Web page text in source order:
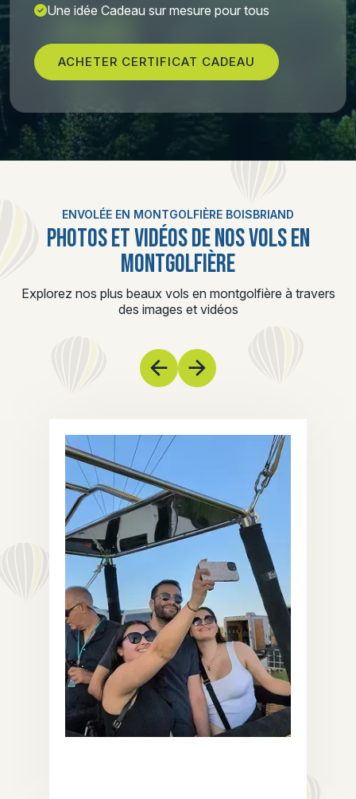
Une idée Cadeau sur mesure pour tous
ACHETER CERTIFICAT CADEAU
ENVOLÉE EN MONTGOLFIÈRE BOISBRIAND
PHOTOS ET VIDÉOS DE NOS VOLS EN
MONTGOLFIÈRE
Explorez nos plus beaux vols en montgolfière à travers
des images et vidéos